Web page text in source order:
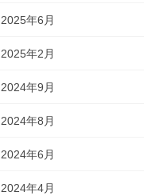
2025年6月
2025年2月
2024年9月
2024年8月
2024年6月
2024年4月